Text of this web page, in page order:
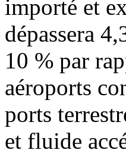
importé et
dépassera
10 % par
aéroports
ports
et fluide